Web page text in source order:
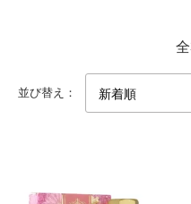
並び替え：